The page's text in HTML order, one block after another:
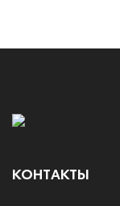
КОНТАКТЫ